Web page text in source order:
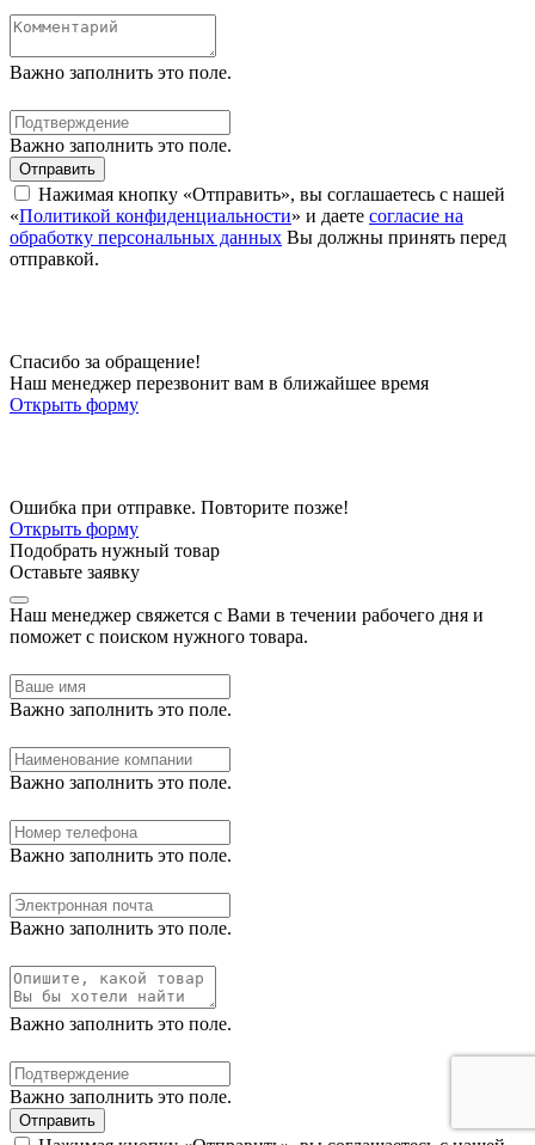
Важно заполнить это поле.
Важно заполнить это поле.
Отправить
Нажимая кнопку «Отправить», вы соглашаетесь с нашей
«Политикой конфиденциальности» и даете согласие на
обработку персональных данных Вы должны принять перед
отправкой.
Спасибо за обращение!
Наш менеджер перезвонит вам в ближайшее время
Открыть форму
Ошибка при отправке. Повторите позже!
Открыть форму
Подобрать нужный товар
Оставьте заявку
Наш менеджер свяжется с Вами в течении рабочего дня и
поможет с поиском нужного товара.
Важно заполнить это поле.
Важно заполнить это поле.
Важно заполнить это поле.
Важно заполнить это поле.
Важно заполнить это поле.
Важно заполнить это поле.
Отправить